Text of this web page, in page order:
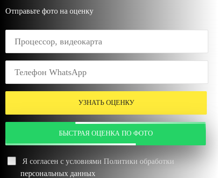
Отправьте фото на оценку
УЗНАТЬ ОЦЕНКУ
БЫСТРАЯ ОЦЕНКА ПО ФОТО
Я согласен с условиями Политики обработки
персональных данных